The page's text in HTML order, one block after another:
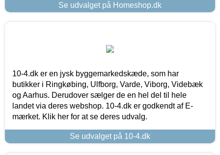
Se udvalget på Homeshop.dk
10-4.dk er en jysk byggemarkedskæde, som har
butikker i Ringkøbing, Ulfborg, Varde, Viborg, Videbæk
og Aarhus. Derudover sælger de en hel del til hele
landet via deres webshop. 10-4.dk er godkendt af E-
mærket. Klik her for at se deres udvalg.
Se udvalget på 10-4.dk